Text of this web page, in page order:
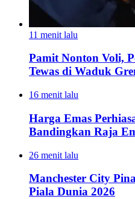
11 menit lalu
Pamit Nonton Voli,
Tewas di Waduk
16 menit lalu
Harga Emas
Bandingkan Raja
26 menit lalu
Manchester City
Piala Dunia 2026